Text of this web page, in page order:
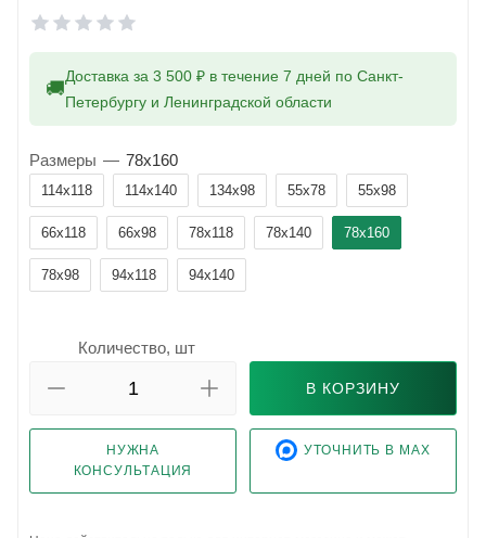
🚚
Доставка за 3 500 ₽ в течение 7 дней по Санкт-
Петербургу и Ленинградской области
Размеры — 78x160
114x118 114x140 134x98 55x78 55x98
66x118 66x98 78x118 78x140 78x160
78x98 94x118 94x140
Количество, шт
В КОРЗИНУ
НУЖНА
КОНСУЛЬТАЦИЯ
УТОЧНИТЬ В MAX